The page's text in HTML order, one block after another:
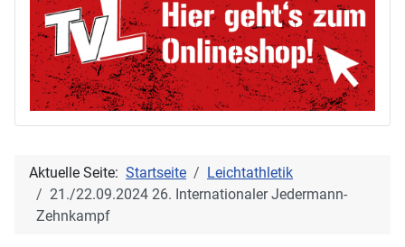
Aktuelle Seite: Startseite
Leichtathletik
21./22.09.2024 26. Internationaler Jedermann-
Zehnkampf